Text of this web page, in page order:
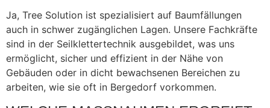
Ja, Tree Solution ist spezialisiert auf Baumfällungen
auch in schwer zugänglichen Lagen. Unsere Fachkräfte
sind in der Seilklettertechnik ausgebildet, was uns
ermöglicht, sicher und effizient in der Nähe von
Gebäuden oder in dicht bewachsenen Bereichen zu
arbeiten, wie sie oft in Bergedorf vorkommen.